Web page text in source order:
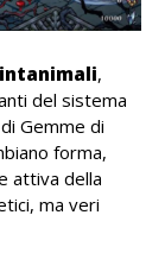
,
del sistema
Gemme di
forma,
attiva della
ma veri